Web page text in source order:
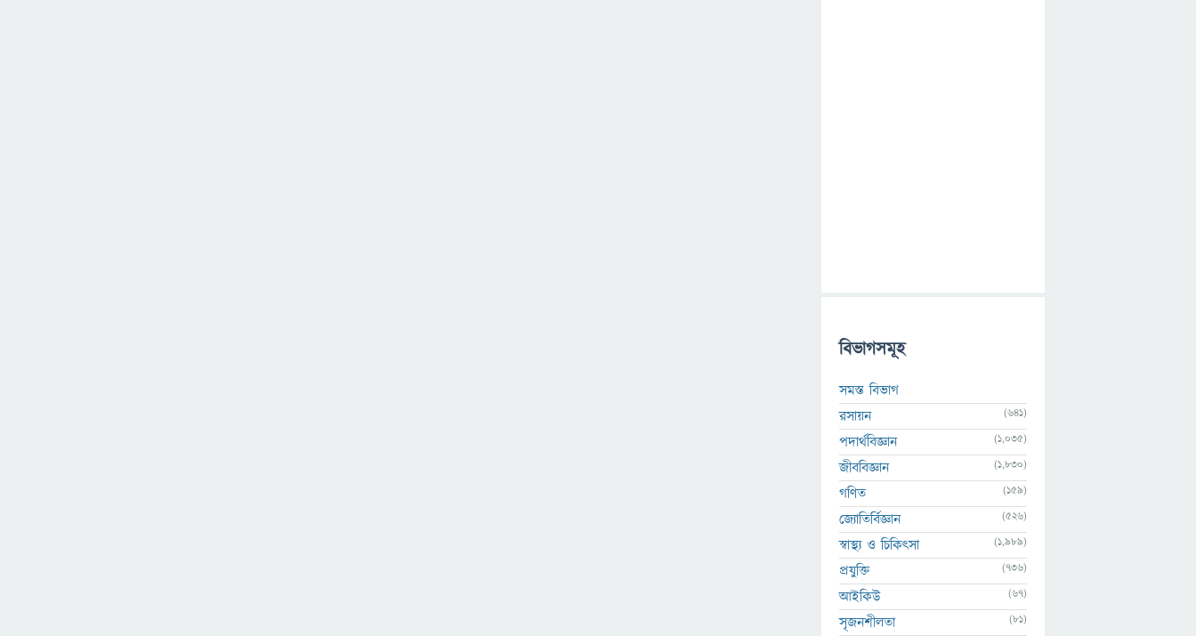
বিভাগসমূহ
সমস্ত বিভাগ
রসায়ন
(641)
পদার্থবিজ্ঞান (1,035)
জীববিজ্ঞান (1,830)
গণিত (159)
জ্যোতির্বিজ্ঞান (526)
স্বাস্থ্য ও চিকিৎসা (1,989)
প্রযুক্তি (736)
আইকিউ (67)
সৃজনশীলতা (81)